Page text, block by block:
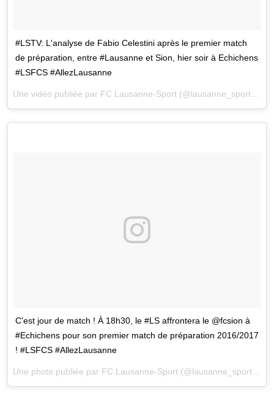
#LSTV: L'analyse de Fabio Celestini après le premier match
de préparation, entre #Lausanne et Sion, hier soir à Echichens
#LSFCS #AllezLausanne
C'est jour de match ! À 18h30, le #LS affrontera le @fcsion à
#Echichens pour son premier match de préparation 2016/2017
! #LSFCS #AllezLausanne
Une photo publiée par FC Lausanne-Sport (@lausanne_sport) le